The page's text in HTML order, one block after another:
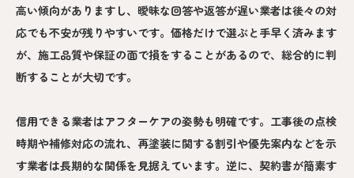
高い傾向がありますし、曖昧な回答や返答が遅い業者は後々の対
応でも不安が残りやすいです。価格だけで選ぶと手早く済みます
が、施工品質や保証の面で損をすることがあるので、総合的に判
断することが大切です。
信用できる業者はアフターケアの姿勢も明確です。工事後の点検
時期や補修対応の流れ、再塗装に関する割引や優先案内などを示
す業者は長期的な関係を見据えています。逆に、契約書が簡素す